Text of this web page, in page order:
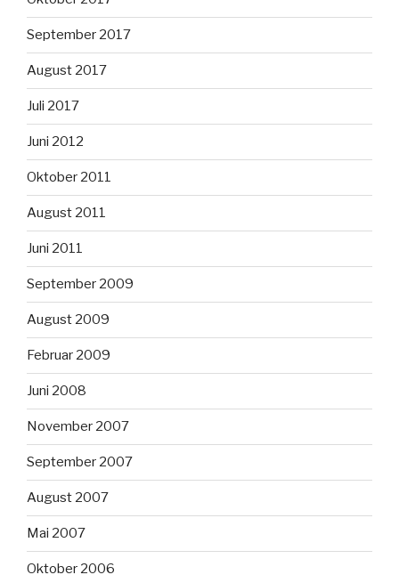
September 2017
August 2017
Juli 2017
Juni 2012
Oktober 2011
August 2011
Juni 2011
September 2009
August 2009
Februar 2009
Juni 2008
November 2007
September 2007
August 2007
Mai 2007
Oktober 2006